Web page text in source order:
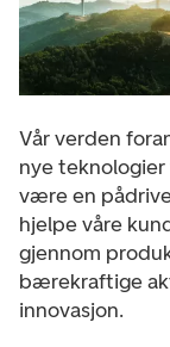
Vår verden
nye teknologier
være en
hjelpe våre
gjennom
bærekraftige
innovasjon.